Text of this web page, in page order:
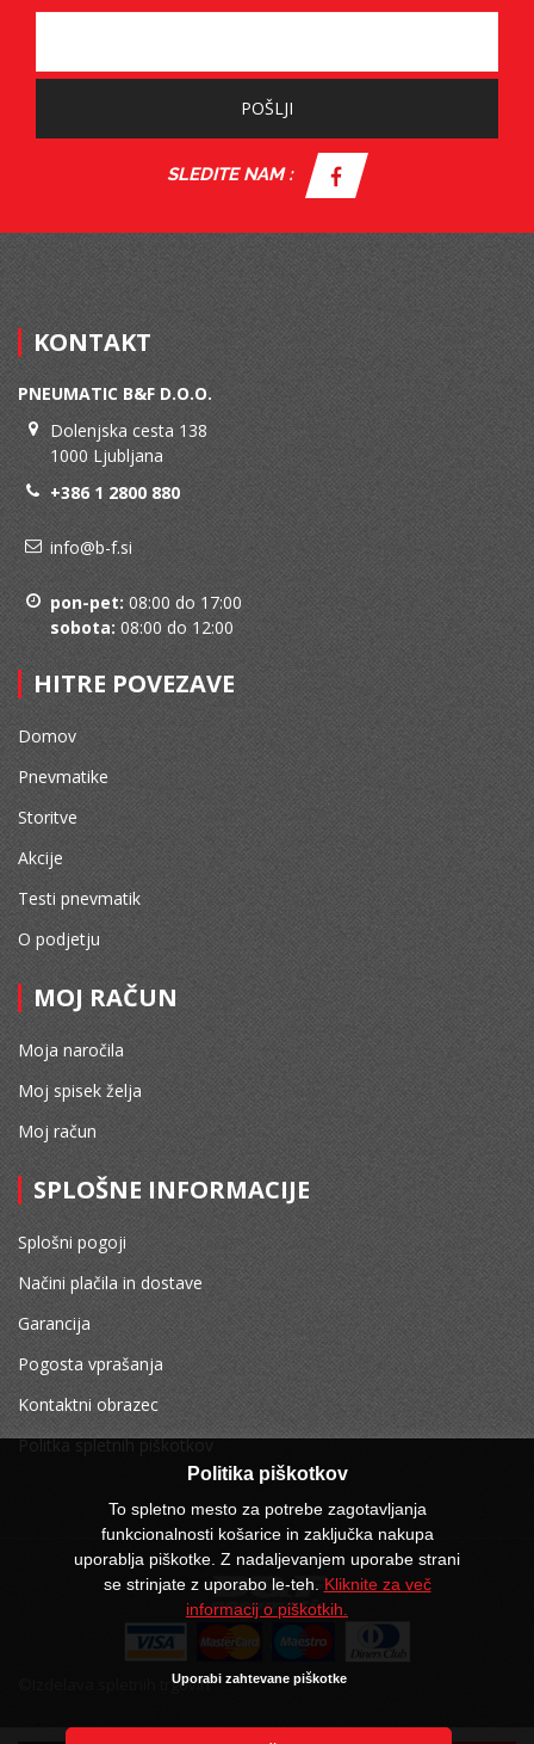
Politika piškotkov
To spletno mesto za potrebe zagotavljanja
funkcionalnosti košarice in zaključka nakupa
uporablja piškotke. Z nadaljevanjem uporabe strani
se strinjate z uporabo le-teh. Kliknite za več
informacij o piškotkih.
Uporabi zahtevane piškotke
POŠLJI
SLEDITE NAM :
KONTAKT
PNEUMATIC B&F D.O.O.
Dolenjska cesta 138
1000 Ljubljana
+386 1 2800 880
info@b-f.si
pon-pet: 08:00 do 17:00
sobota: 08:00 do 12:00
HITRE POVEZAVE
Domov
Pnevmatike
Storitve
Akcije
Testi pnevmatik
O podjetju
MOJ RAČUN
Moja naročila
Moj spisek želja
Moj račun
SPLOŠNE INFORMACIJE
Splošni pogoji
Načini plačila in dostave
Garancija
Pogosta vprašanja
Kontaktni obrazec
Politka spletnih piškotkov
©Izdelava spletnih trgovin